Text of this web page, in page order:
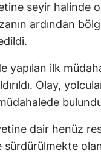
seyir halinde
ardından
yapılan ilk
Olay,
dair henüz
sürdürülmekte